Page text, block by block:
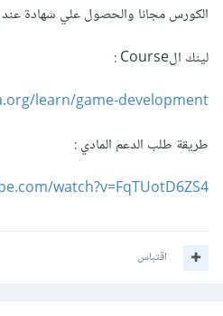
الكورس مجانا والحصول علي شهادة عند
لينك الCourse :
learn/game-development
طريقة طلب الدعم المادي :
watch?v=FqTUotD6ZS4
اقتباس